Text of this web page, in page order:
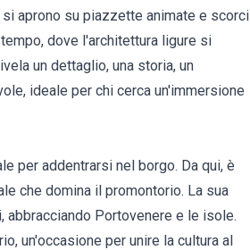
aprono su piazzette animate e scorci
dove l'architettura ligure si
un dettaglio, una storia, un
ideale per chi cerca un'immersione
per addentrarsi nel borgo. Da qui, è
che domina il promontorio. La sua
Portovenere e le isole.
un'occasione per unire la cultura al